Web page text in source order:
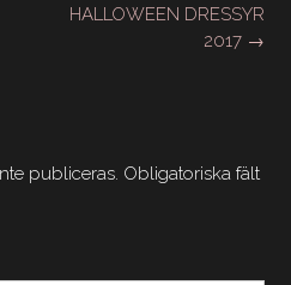
HALLOWEEN DRESSYR
2017 →
publiceras. Obligatoriska fält